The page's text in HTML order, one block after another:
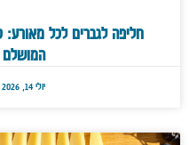
חליפה לגברים לכל
המושלם
יולי 14, 2026